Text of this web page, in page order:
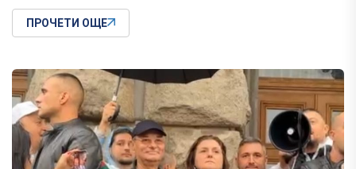
ПРОЧЕТИ ОЩЕ